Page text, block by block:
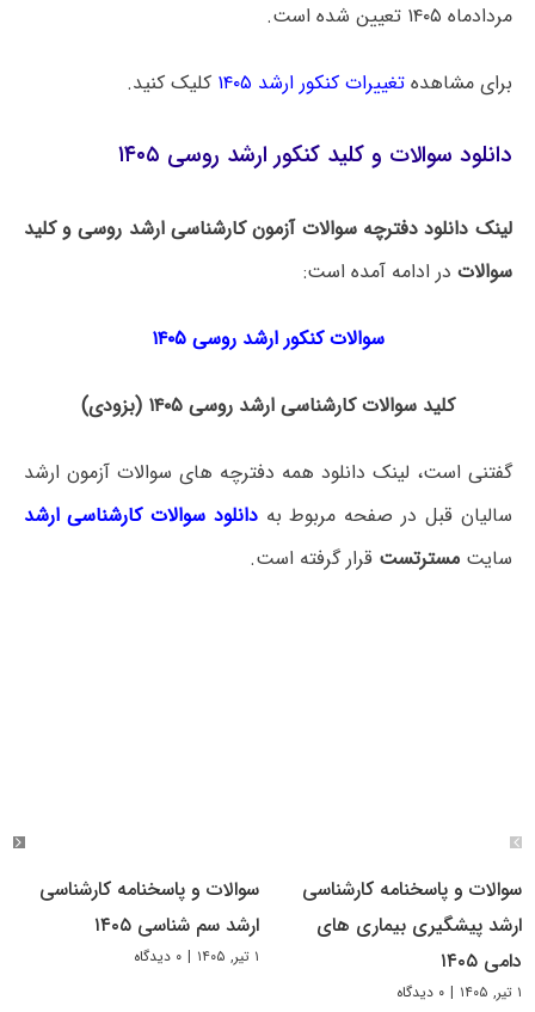
مردادماه ۱۴۰۵ تعیین شده است.
برای مشاهدهتغییرات کنکور ارشد ۱۴۰۵ کلیک کنید.
دانلود سوالات و کلید کنکور ارشد روسی ۱۴۰۵
لینک دانلود دفترچه سوالات آزمون کارشناسی ارشد روسی و کلید
سوالات در ادامه آمده است:
سوالات کنکور ارشد روسی ۱۴۰۵
کلید سوالات کارشناسی ارشد روسی ۱۴۰۵ (بزودی)
گفتنی است، لینک دانلود همه دفترچه های سوالات آزمون ارشد
سالیان قبل در صفحه مربوط بهدانلود سوالات کارشناسی ارشد
سایتمسترتست قرار گرفته است.
سوالات و پاسخنامه کارشناسی
ارشد پیشگیری بیماری های
دامی ۱۴۰۵
۱ تیر, ۱۴۰۵ | ۰ دیدگاه
سوالات و پاسخنامه کارشناسی
ارشد سم شناسی ۱۴۰۵
۱ تیر, ۱۴۰۵ | ۰ دیدگاه